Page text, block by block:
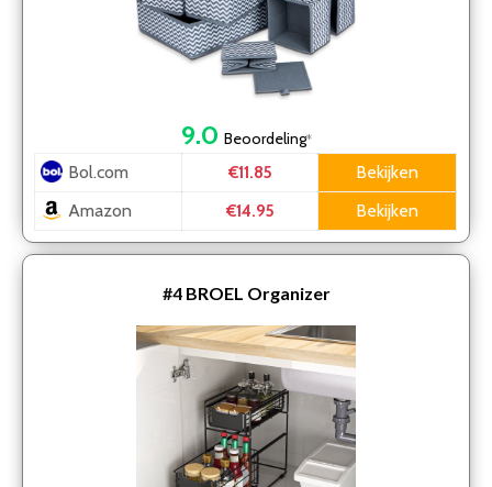
9.0 Beoordeling*
Bol.com €11.85
Bekijken
Amazon
€14.95 Bekijken
#4 BROEL Organizer